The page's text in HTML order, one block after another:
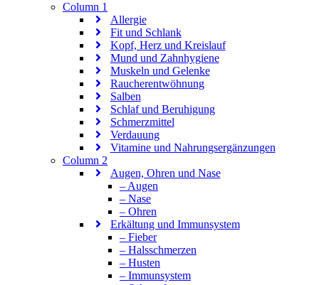
Column 1
Allergie
Fit und Schlank
Kopf, Herz und Kreislauf
Mund und Zahnhygiene
Muskeln und Gelenke
Raucherentwöhnung
Salben
Schlaf und Beruhigung
Schmerzmittel
Verdauung
Vitamine und Nahrungsergänzungen
Column 2
Augen, Ohren und Nase
– Augen
– Nase
– Ohren
Erkältung und Immunsystem
– Fieber
– Halsschmerzen
– Husten
– Immunsystem